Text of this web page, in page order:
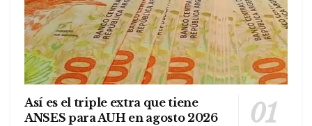
Así es el triple extra que tiene
ANSES para AUH en agosto 2026